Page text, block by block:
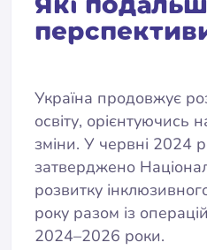
Україна продовжує
освіту, орієнтуючись
зміни. У червні 2024
затверджено
розвитку
року разом із
2024–2026 роки.